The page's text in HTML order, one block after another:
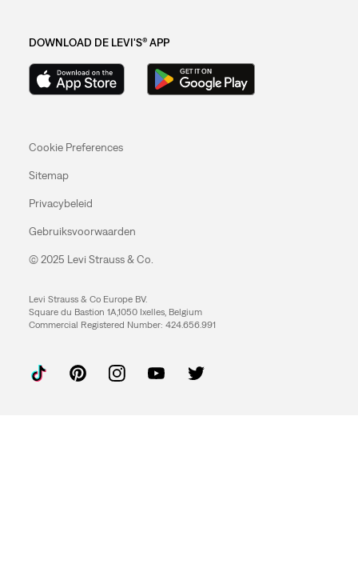
DOWNLOAD DE LEVI'S® APP
Cookie Preferences
Sitemap
Privacybeleid
Gebruiksvoorwaarden
© 2025 Levi Strauss & Co.
Levi Strauss & Co Europe BV.
Square du Bastion 1A,1050 Ixelles, Belgium
Commercial Registered Number: 424.656.991